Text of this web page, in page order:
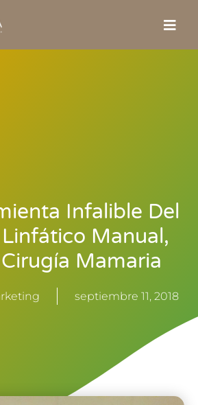
Infalible Del
Manual,
Mamaria
septiembre 11, 2018